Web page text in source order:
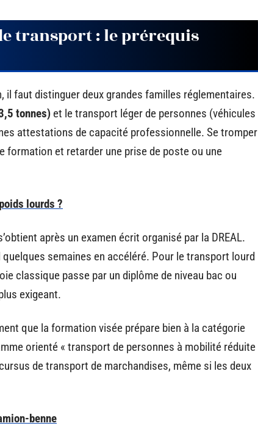
transport : le prérequis
faut distinguer deux grandes familles réglementaires.
tonnes) et le transport léger de personnes (véhicules
attestations de capacité professionnelle. Se tromper
formation et retarder une prise de poste ou une
lourds ?
après un examen écrit organisé par la DREAL.
semaines en accéléré. Pour le transport lourd
classique passe par un diplôme de niveau bac ou
exigeant.
que la formation visée prépare bien à la catégorie
orienté « transport de personnes à mobilité réduite
de transport de marchandises, même si les deux
benne